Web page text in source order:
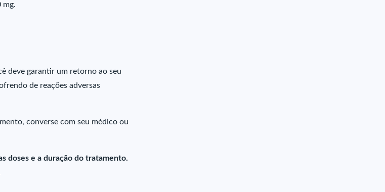
mg.
deve garantir um retorno ao seu
de reações adversas
converse com seu médico ou
doses e a duração do tratamento.